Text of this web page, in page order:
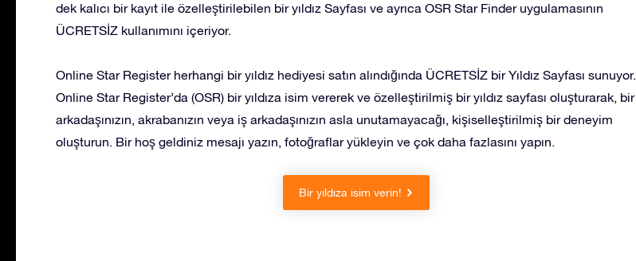
dek kalıcı bir kayıt ile özelleştirilebilen bir yıldız Sayfası ve ayrıca OSR Star Finder uygulamasının
ÜCRETSİZ kullanımını içeriyor.
Online Star Register herhangi bir yıldız hediyesi satın alındığında ÜCRETSİZ bir Yıldız Sayfası sunuyor.
Online Star Register’da (OSR) bir yıldıza isim vererek ve özelleştirilmiş bir yıldız sayfası oluşturarak, bir
arkadaşınızın, akrabanızın veya iş arkadaşınızın asla unutamayacağı, kişiselleştirilmiş bir deneyim
oluşturun. Bir hoş geldiniz mesajı yazın, fotoğraflar yükleyin ve çok daha fazlasını yapın.
Bir yıldıza isim verin!